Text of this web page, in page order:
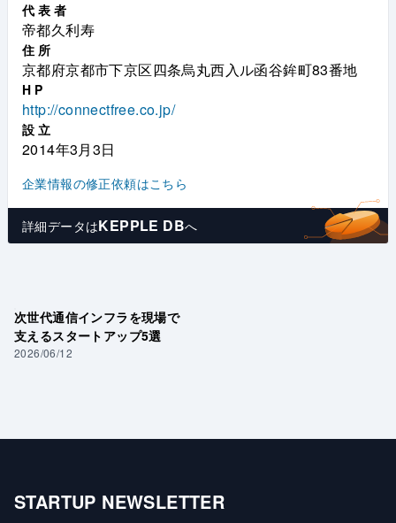
代表者
帝都久利寿
住所
京都府京都市下京区四条烏丸西入ル函谷鉾町83番地
HP
http://connectfree.co.jp/
設立
2014年3月3日
企業情報の修正依頼はこちら
詳細データはKEPPLE DBへ
次世代通信インフラを現場で
支えるスタートアップ5選
2026/06/12
STARTUP NEWSLETTER